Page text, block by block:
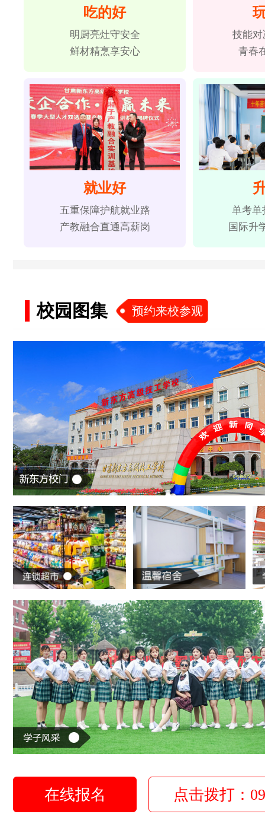
吃的好
明厨亮灶守安全
鲜材精烹享安心
技能对
青春
就业好
五重保障护航就业路
产教融合直通高薪岗
单考单
国际升
校园图集 预约来校参观
在线报名 点击拨打：